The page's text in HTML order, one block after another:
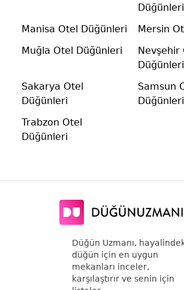
Düğünleri
Manisa Otel Düğünleri
Mersin
Muğla Otel Düğünleri
Nevşehir
Düğünleri
Sakarya Otel
Düğünleri
Samsun
Düğünleri
Trabzon Otel
Düğünleri
Düğün Uzmanı,
düğün için en uygun
mekanları inceler,
karşılaştırır ve senin için